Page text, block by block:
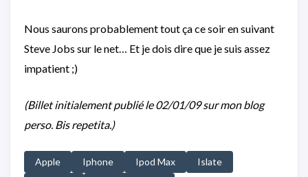
Nous saurons probablement tout ça ce soir en suivant
Steve Jobs sur le net… Et je dois dire que je suis assez
impatient ;)
(Billet initialement publié le 02/01/09 sur mon blog
perso. Bis repetita.)
Apple Iphone Ipod Max
Islate